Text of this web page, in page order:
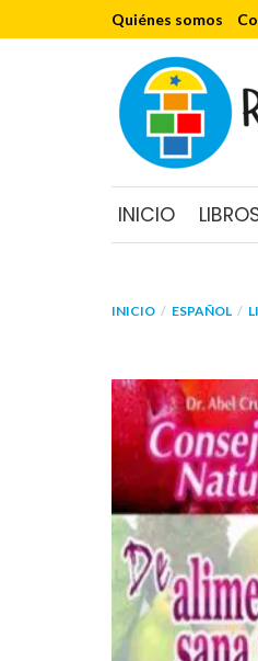
Quiénes somos
INICIO
INICIO ESPAÑOL